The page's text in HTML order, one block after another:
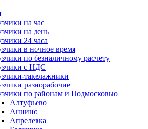
на час
на день
24 часа
в ночное время
по безналичному расчету
с НДС
такелажники
разнорабочие
по районам и Подмосковью
Алтуфьево
Аннино
Апрелевка